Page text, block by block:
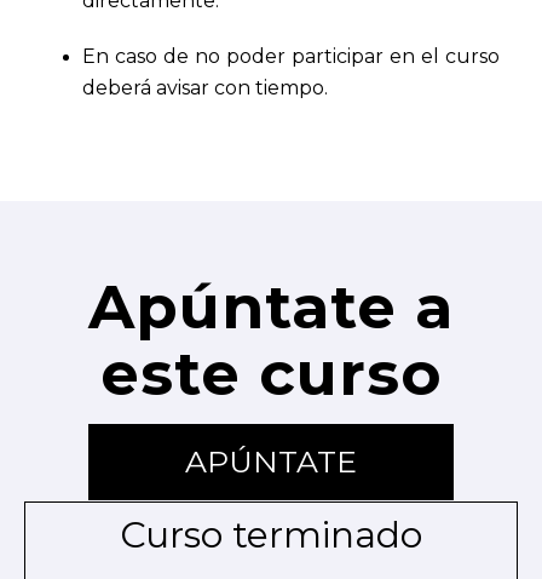
En caso de no poder participar en el curso
deberá avisar con tiempo.
Apúntate a
este curso
APÚNTATE
Curso terminado